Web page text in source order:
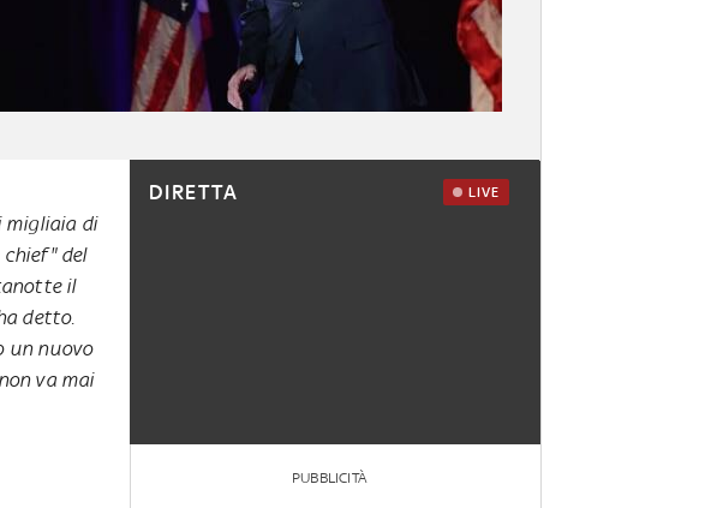
migliaia di
chief" del
il
detto.
un nuovo
va mai
DIRETTA LIVE
PUBBLICITÀ